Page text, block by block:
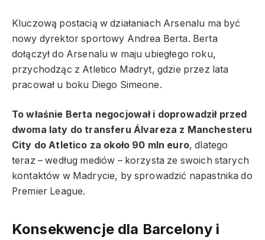
Kluczową postacią w działaniach Arsenalu ma być
nowy dyrektor sportowy Andrea Berta. Berta
dołączył do Arsenalu w maju ubiegłego roku,
przychodząc z Atletico Madryt, gdzie przez lata
pracował u boku Diego Simeone.
To właśnie Berta negocjował i doprowadził przed
dwoma laty do transferu Álvareza z Manchesteru
City do Atletico za około 90 mln euro, dlatego
teraz – według mediów – korzysta ze swoich starych
kontaktów w Madrycie, by sprowadzić napastnika do
Premier League.
Konsekwencje dla Barcelony i